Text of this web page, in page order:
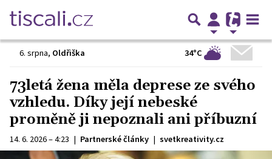
6. srpna, Oldřiška 34°C
73letá žena měla deprese ze svého
vzhledu. Díky její nebeské
proměně ji nepoznali ani příbuzní
14. 6. 2026 – 4:23 | Partnerské články | svetkreativity.cz